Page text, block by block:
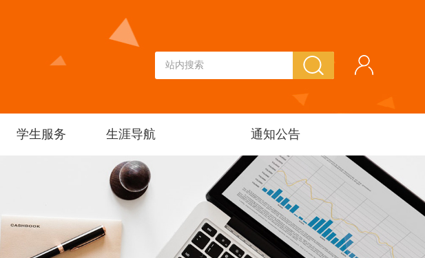
学生服务 生涯导航 通知公告